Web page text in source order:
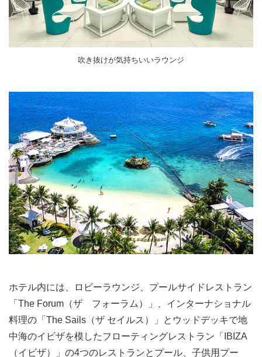
吹き抜けが気持ちいいラウンジ
ホテル内には、ロビーラウンジ、プールサイドレストラン
「The Forum（ザ フォーラム）」、インターナショナル
料理の「The Sails（ザ セイルス）」とウッドデッキで地
中海のイビザを模したフローティングレストラン「IBIZA
（イビザ）」の4つのレストランとプール、子供用プー